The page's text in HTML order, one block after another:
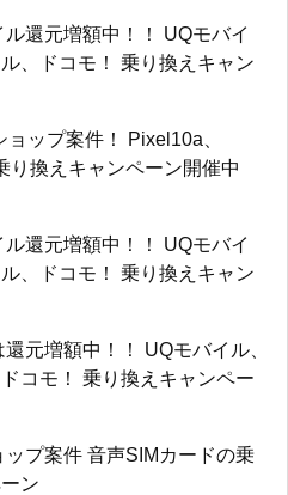
ル還元増額中！！ UQモバイ
、ドコモ！ 乗り換えキャン
ョップ案件！ Pixel10a、
り換えキャンペーン開催中
ル還元増額中！！ UQモバイ
、ドコモ！ 乗り換えキャン
元増額中！！ UQモバイル、
コモ！ 乗り換えキャンペー
ップ案件 音声SIMカードの乗
ン